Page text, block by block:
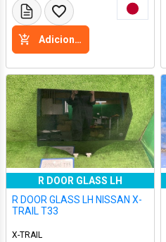
Adicione a cesta
R DOOR GLASS LH
R DOOR GLASS LH NISSAN X-
TRAIL T33
X-TRAIL